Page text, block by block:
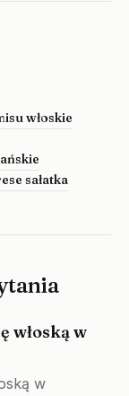
włoskie
sałatka
włoską w
w